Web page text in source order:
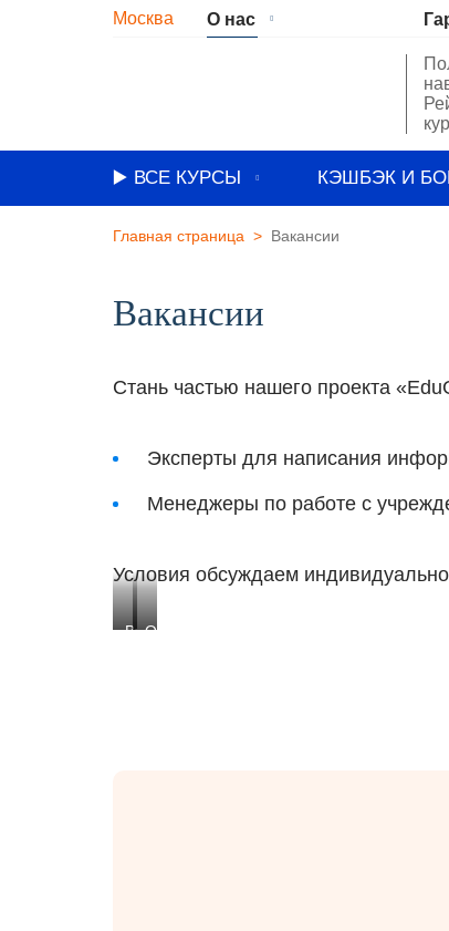
Москва О нас
Способы оплаты
Реквизиты
▶️ ВСЕ КУРСЫ
Курсы по маркетингу
Бизнес курсы
КЭШБЭК И
Главная страница Вакансии
Вакансии
Стань частью нашего проекта
Эксперты для написания
Менеджеры по работе с
Условия обсуждаем
ВъездОфисное